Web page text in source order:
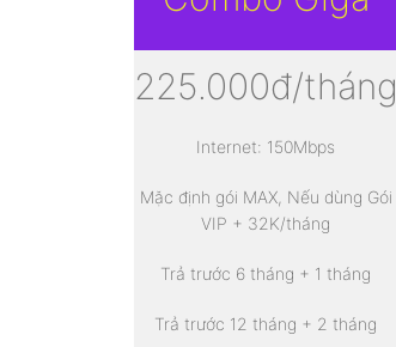
225.000đ/tháng
Internet: 150Mbps
Mặc định gói MAX, Nếu dùng Gói
VIP + 32K/tháng
Trả trước 6 tháng + 1 tháng
Trả trước 12 tháng + 2 tháng